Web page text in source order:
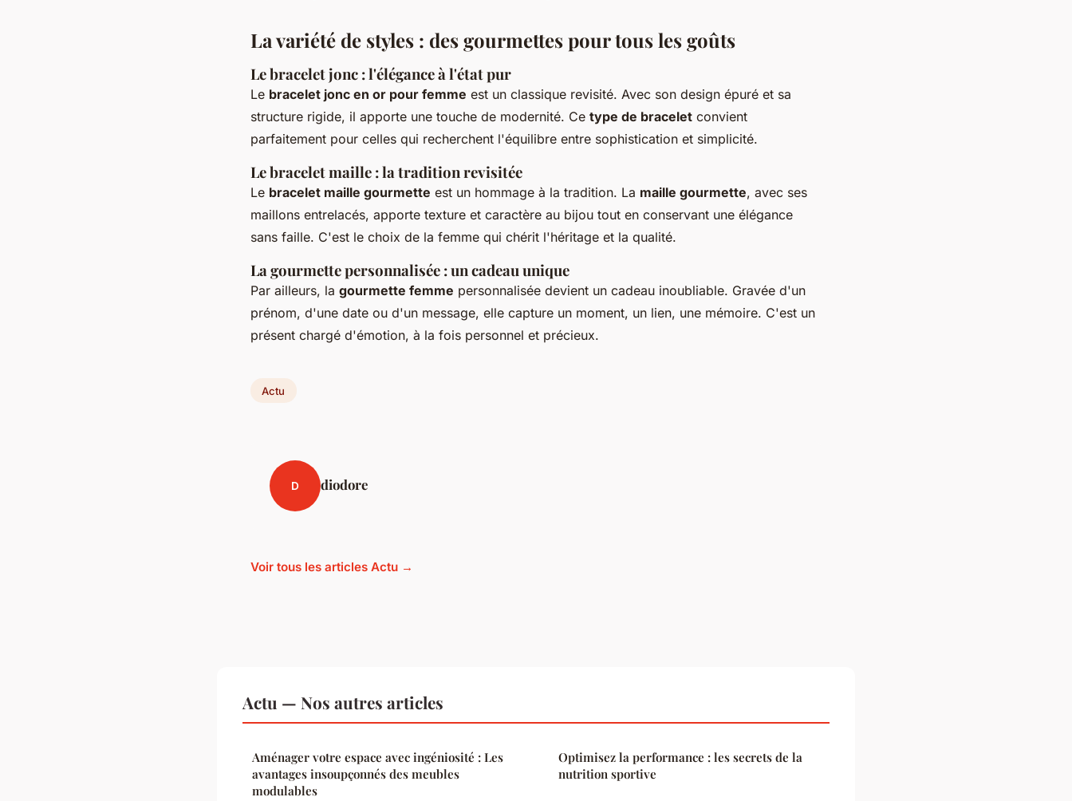
La variété de styles : des gourmettes pour tous les goûts
Le bracelet jonc : l'élégance à l'état pur
Le bracelet jonc en or pour femme est un classique revisité. Avec son design épuré et sa
structure rigide, il apporte une touche de modernité. Ce type de bracelet convient
parfaitement pour celles qui recherchent l'équilibre entre sophistication et simplicité.
Le bracelet maille : la tradition revisitée
Le bracelet maille gourmette est un hommage à la tradition. La maille gourmette, avec ses
maillons entrelacés, apporte texture et caractère au bijou tout en conservant une élégance
sans faille. C'est le choix de la femme qui chérit l'héritage et la qualité.
La gourmette personnalisée : un cadeau unique
Par ailleurs, la gourmette femme personnalisée devient un cadeau inoubliable. Gravée d'un
prénom, d'une date ou d'un message, elle capture un moment, un lien, une mémoire. C'est un
présent chargé d'émotion, à la fois personnel et précieux.
Actu
D diodore
Voir tous les articles Actu →
Actu — Nos autres articles
Aménager votre espace avec ingéniosité : Les
avantages insoupçonnés des meubles
modulables
Optimisez la performance : les secrets de la
nutrition sportive